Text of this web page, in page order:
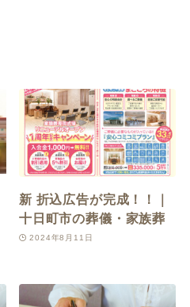
新 折込広告が完成！！｜
十日町市の葬儀・家族葬
2024年8月11日